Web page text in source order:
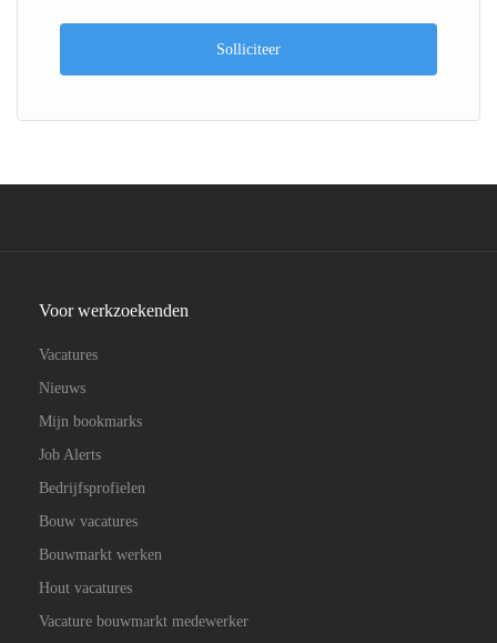
Solliciteer
Voor werkzoekenden
Vacatures
Nieuws
Mijn bookmarks
Job Alerts
Bedrijfsprofielen
Bouw vacatures
Bouwmarkt werken
Hout vacatures
Vacature bouwmarkt medewerker